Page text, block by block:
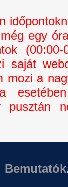
egy
saját
mozi a
pusztán
Bemutatók